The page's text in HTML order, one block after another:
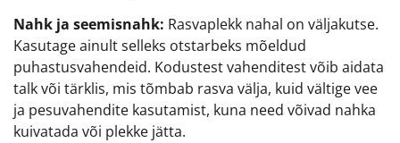
Nahk ja seemisnahk: Rasvaplekk nahal on väljakutse.
Kasutage ainult selleks otstarbeks mõeldud
puhastusvahendeid. Kodustest vahenditest võib aidata
talk või tärklis, mis tõmbab rasva välja, kuid vältige vee
ja pesuvahendite kasutamist, kuna need võivad nahka
kuivatada või plekke jätta.